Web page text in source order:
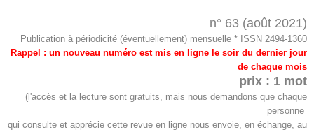
n° 63 (août 2021)
Publication à périodicité (éventuellement) mensuelle * ISSN 2494-1360
Rappel : un nouveau numéro est mis en ligne le soir du dernier jour
de chaque mois
prix : 1 mot
(l'accès et la lecture sont gratuits, mais nous demandons que chaque
personne
qui consulte et apprécie cette revue en ligne nous envoie, en échange, au